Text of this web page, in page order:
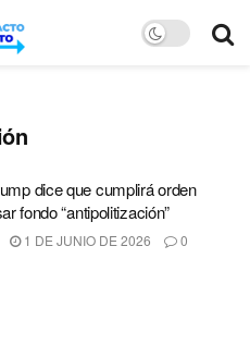
dice que cumplirá orden
fondo “antipolitización”
1 DE JUNIO DE 2026 0